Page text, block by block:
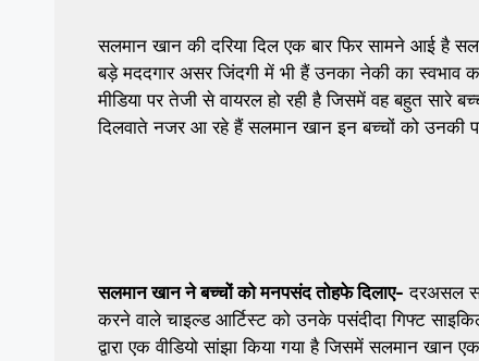
सलमान खान की दरिया दिल एक बार फिर सामने आई है
बड़े मददगार असर जिंदगी में भी हैं उनका नेकी का स्वभाव
मीडिया पर तेजी से वायरल हो रही है जिसमें वह बहुत
दिलवाते नजर आ रहे हैं सलमान खान इन बच्चों को उनकी
सलमान खान ने बच्चों को मनपसंद तोहफे दिलाए- दरअसल
करने वाले चाइल्ड आर्टिस्ट को उनके पसंदीदा गिफ्ट
द्वारा एक वीडियो सांझा किया गया है जिसमें सलमान